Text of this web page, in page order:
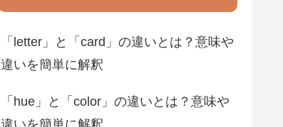
「letter」と「card」の違いとは？意味や
違いを簡単に解釈
「hue」と「color」の違いとは？意味や